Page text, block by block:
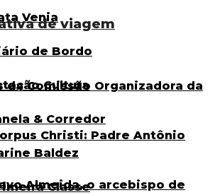
Venia
de Bordo
Cultura
& Corredor
Baldez
Classe
de viagem